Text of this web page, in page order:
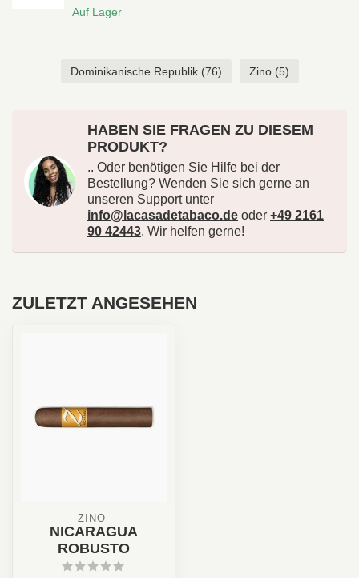
Auf Lager
Dominikanische Republik (76) Zino (5)
HABEN SIE FRAGEN ZU DIESEM
PRODUKT?
.. Oder benötigen Sie Hilfe bei der
Bestellung? Wenden Sie sich gerne an
unseren Support unter
info@lacasadetabaco.de oder +49 2161
90 42443. Wir helfen gerne!
ZULETZT ANGESEHEN
ZINO
NICARAGUA
ROBUSTO